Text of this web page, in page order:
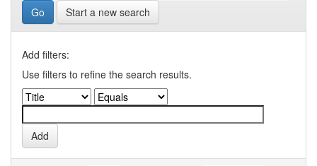
Start a new search
Add filters:
Use filters to refine the search results.